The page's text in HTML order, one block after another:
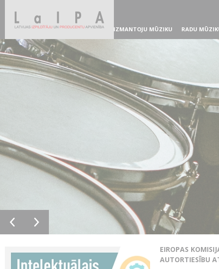
IZMANTOJU MŪZIKU RADU
EIROPAS
AUTORTIESĪBU